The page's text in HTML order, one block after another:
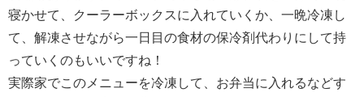
寝かせて、クーラーボックスに入れていくか、一晩冷凍し
て、解凍させながら一日目の食材の保冷剤代わりにして持
っていくのもいいですね！
実際家でこのメニューを冷凍して、お弁当に入れるなどす